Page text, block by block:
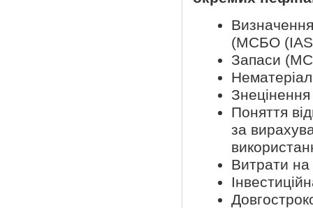
(МСБО
Запаси
Поняття
за
Витрати